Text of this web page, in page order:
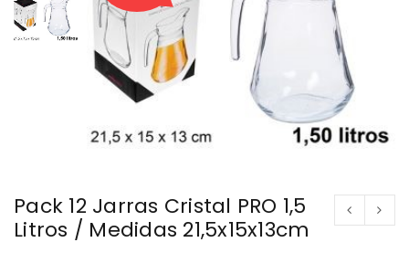
Pack 12 Jarras Cristal PRO 1,5
Litros / Medidas 21,5x15x13cm